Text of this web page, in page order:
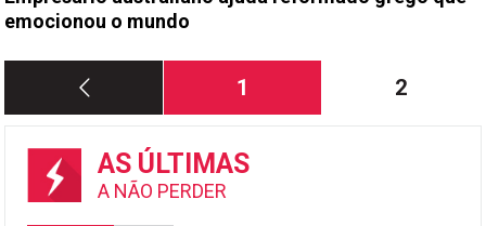
emocionou o mundo
Paginação
dos
conteúdos
Página
1 Página
2
AS ÚLTIMAS
A NÃO PERDER